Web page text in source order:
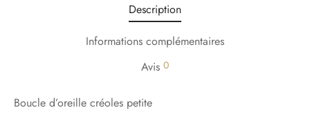
Description
Informations complémentaires
Avis 0
Boucle d’oreille créoles petite